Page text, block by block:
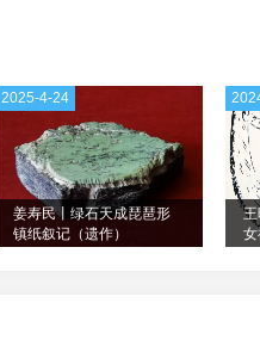
姜寿民丨绿石天成琵琶形
镇纸叙记（遗作）
2025-4-24